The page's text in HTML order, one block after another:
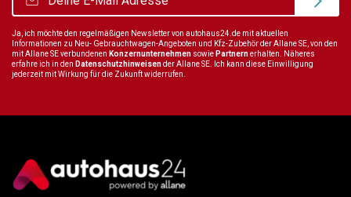
Ja, ich möchte den regelmäßigen Newsletter von autohaus24.de mit aktuellen
Informationen zu Neu- Gebrauchtwagen-Angeboten und Kfz-Zubehör der Allane SE, von den
mit Allane SE verbundenen Konzernunternehmen sowie Partnernerhalten. Näheres
erfahre ich in den Datenschutzhinweisender Allane SE. Ich kann diese Einwilligung
jederzeit mit Wirkung für die Zukunft widerrufen.